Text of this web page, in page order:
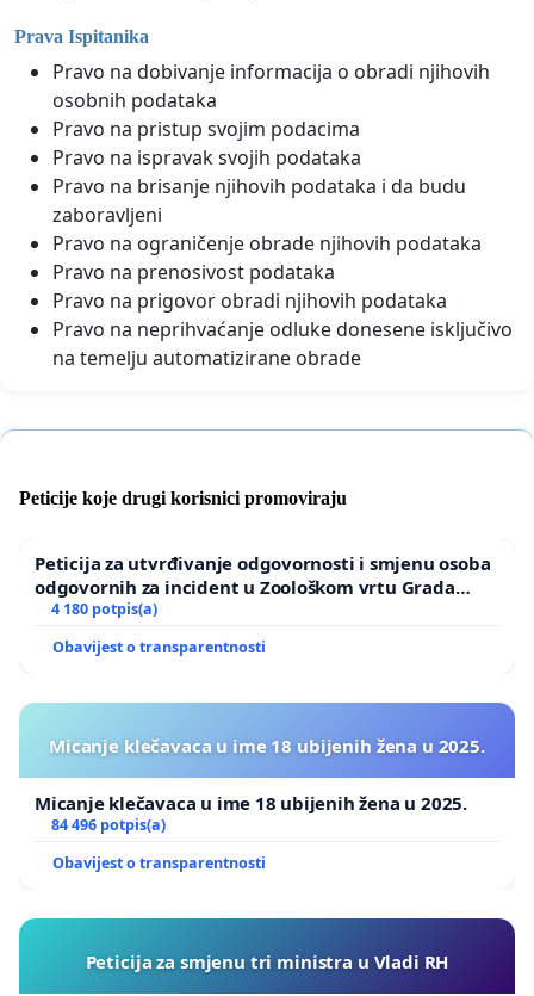
Prava Ispitanika
Pravo na dobivanje informacija o obradi njihovih
osobnih podataka
Pravo na pristup svojim podacima
Pravo na ispravak svojih podataka
Pravo na brisanje njihovih podataka i da budu
zaboravljeni
Pravo na ograničenje obrade njihovih podataka
Pravo na prenosivost podataka
Pravo na prigovor obradi njihovih podataka
Pravo na neprihvaćanje odluke donesene isključivo
na temelju automatizirane obrade
Peticije koje drugi korisnici promoviraju
Peticija za utvrđivanje odgovornosti i smjenu osoba
odgovornih za incident u Zoološkom vrtu Grada
Zagreba
4 180 potpis(a)
Obavijest o transparentnosti
Micanje klečavaca u ime 18 ubijenih žena u 2025.
Micanje klečavaca u ime 18 ubijenih žena u 2025.
84 496 potpis(a)
Obavijest o transparentnosti
Peticija za smjenu tri ministra u Vladi RH